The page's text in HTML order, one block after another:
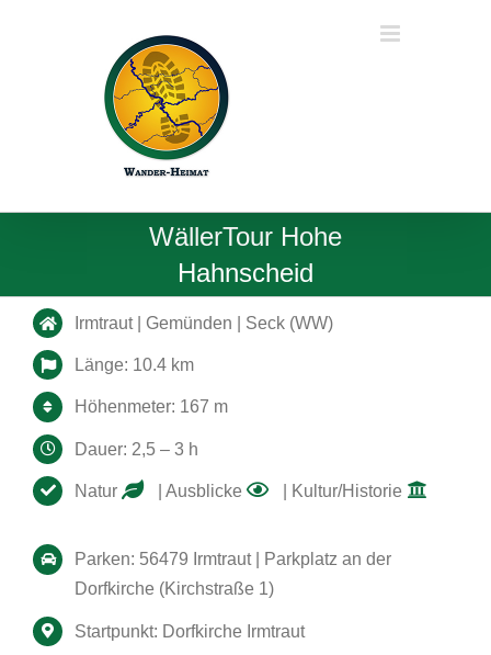
WällerTour Hohe
Hahnscheid
Irmtraut | Gemünden | Seck (WW)
Länge: 10.4 km
Höhenmeter: 167 m
Dauer: 2,5 – 3 h
Natur | Ausblicke | Kultur/Historie
Parken: 56479 Irmtraut | Parkplatz an der
Dorfkirche (Kirchstraße 1)
Startpunkt: Dorfkirche Irmtraut